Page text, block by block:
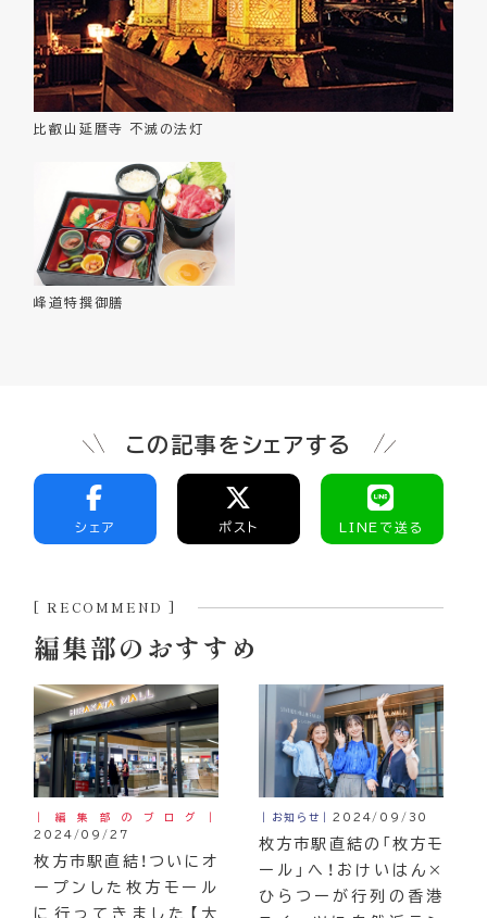
比叡山延暦寺 不滅の法灯
峰道特撰御膳
この記事をシェアする
シェア ポスト LINEで送る
[ RECOMMEND ]
編集部のおすすめ
｜編集部のブログ｜
2024/09/27
枚方市駅直結！ついにオ
ープンした枚方モール
｜お知らせ｜2024/09/30
枚方市駅直結の「枚方モ
ール」へ！おけいはん×
ひらつーが行列の香港